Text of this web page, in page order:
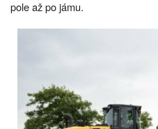
pole až po jámu.